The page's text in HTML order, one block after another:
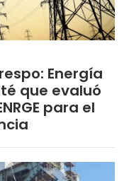
Energía
que evaluó
para el